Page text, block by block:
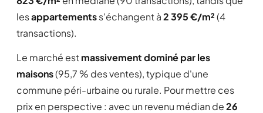
lesappartementss'échangent à2 395 €/m²(4
transactions).
Le marché estmassivement dominé par les
maisons(95,7 % des ventes), typique d'une
commune péri-urbaine ou rurale. Pour mettre ces
prix en perspective : avec un revenu médian de26